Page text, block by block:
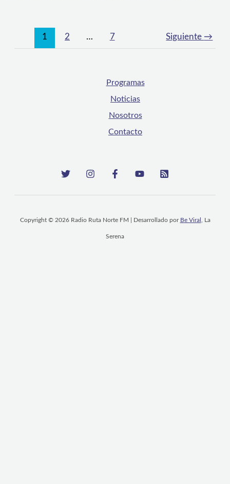
1 2 … 7 Siguiente →
Programas
Noticias
Nosotros
Contacto
Copyright © 2026 Radio Ruta Norte FM | Desarrollado por Be Viral , La
Serena